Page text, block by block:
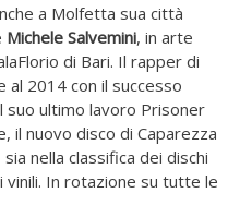
a Molfetta sua città
Michele Salvemini, in arte
di Bari. Il rapper di
2014 con il successo
suo ultimo lavoro Prisoner
il nuovo disco di Caparezza
nella classifica dei dischi
vinili. In rotazione su tutte le